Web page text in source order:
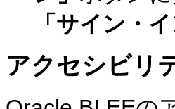
「サイン・イ
アクセシビリ